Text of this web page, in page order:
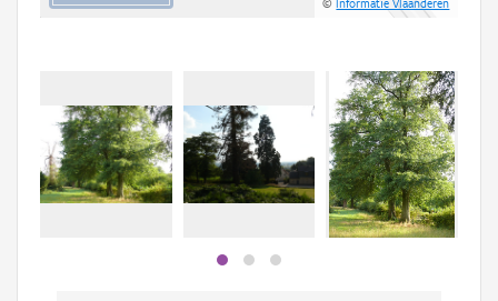
©Informatie Vlaanderen